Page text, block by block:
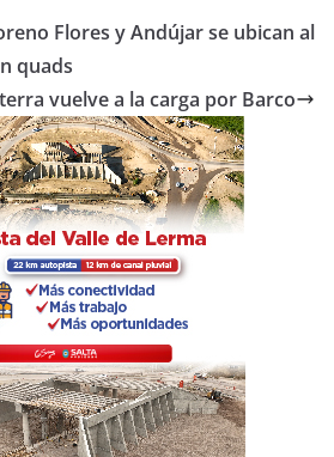
p
ar
tir
Flores y Andújar se ubican al
quads
vuelve a la carga por Barco